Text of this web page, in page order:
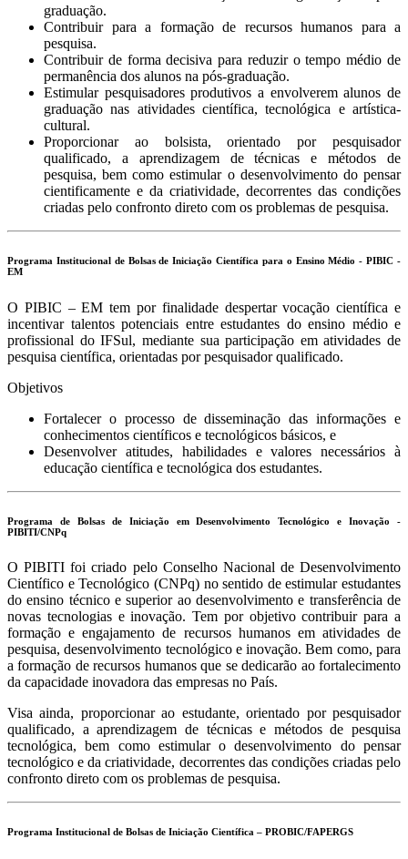
graduação.
Contribuir para a formação de recursos humanos para a
pesquisa.
Contribuir de forma decisiva para reduzir o tempo médio de
permanência dos alunos na pós-graduação.
Estimular pesquisadores produtivos a envolverem alunos de
graduação nas atividades científica, tecnológica e artística-
cultural.
Proporcionar ao bolsista, orientado por pesquisador
qualificado, a aprendizagem de técnicas e métodos de
pesquisa, bem como estimular o desenvolvimento do pensar
cientificamente e da criatividade, decorrentes das condições
criadas pelo confronto direto com os problemas de pesquisa.
Programa Institucional de Bolsas de Iniciação Científica para o Ensino Médio - PIBIC -
EM
O PIBIC – EM tem por finalidade despertar vocação científica e
incentivar talentos potenciais entre estudantes do ensino médio e
profissional do IFSul, mediante sua participação em atividades de
pesquisa científica, orientadas por pesquisador qualificado.
Objetivos
Fortalecer o processo de disseminação das informações e
conhecimentos científicos e tecnológicos básicos, e
Desenvolver atitudes, habilidades e valores necessários à
educação científica e tecnológica dos estudantes.
Programa de Bolsas de Iniciação em Desenvolvimento Tecnológico e Inovação -
PIBITI/CNPq
O PIBITI foi criado pelo Conselho Nacional de Desenvolvimento
Científico e Tecnológico (CNPq) no sentido de estimular estudantes
do ensino técnico e superior ao desenvolvimento e transferência de
novas tecnologias e inovação. Tem por objetivo contribuir para a
formação e engajamento de recursos humanos em atividades de
pesquisa, desenvolvimento tecnológico e inovação. Bem como, para
a formação de recursos humanos que se dedicarão ao fortalecimento
da capacidade inovadora das empresas no País.
Visa ainda, proporcionar ao estudante, orientado por pesquisador
qualificado, a aprendizagem de técnicas e métodos de pesquisa
tecnológica, bem como estimular o desenvolvimento do pensar
tecnológico e da criatividade, decorrentes das condições criadas pelo
confronto direto com os problemas de pesquisa.
Programa Institucional de Bolsas de Iniciação Científica – PROBIC/FAPERGS